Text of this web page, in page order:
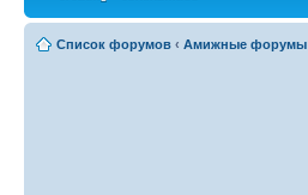
Список форумов ‹ Амижные форумы